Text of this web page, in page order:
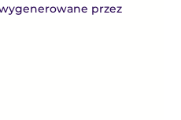
przez